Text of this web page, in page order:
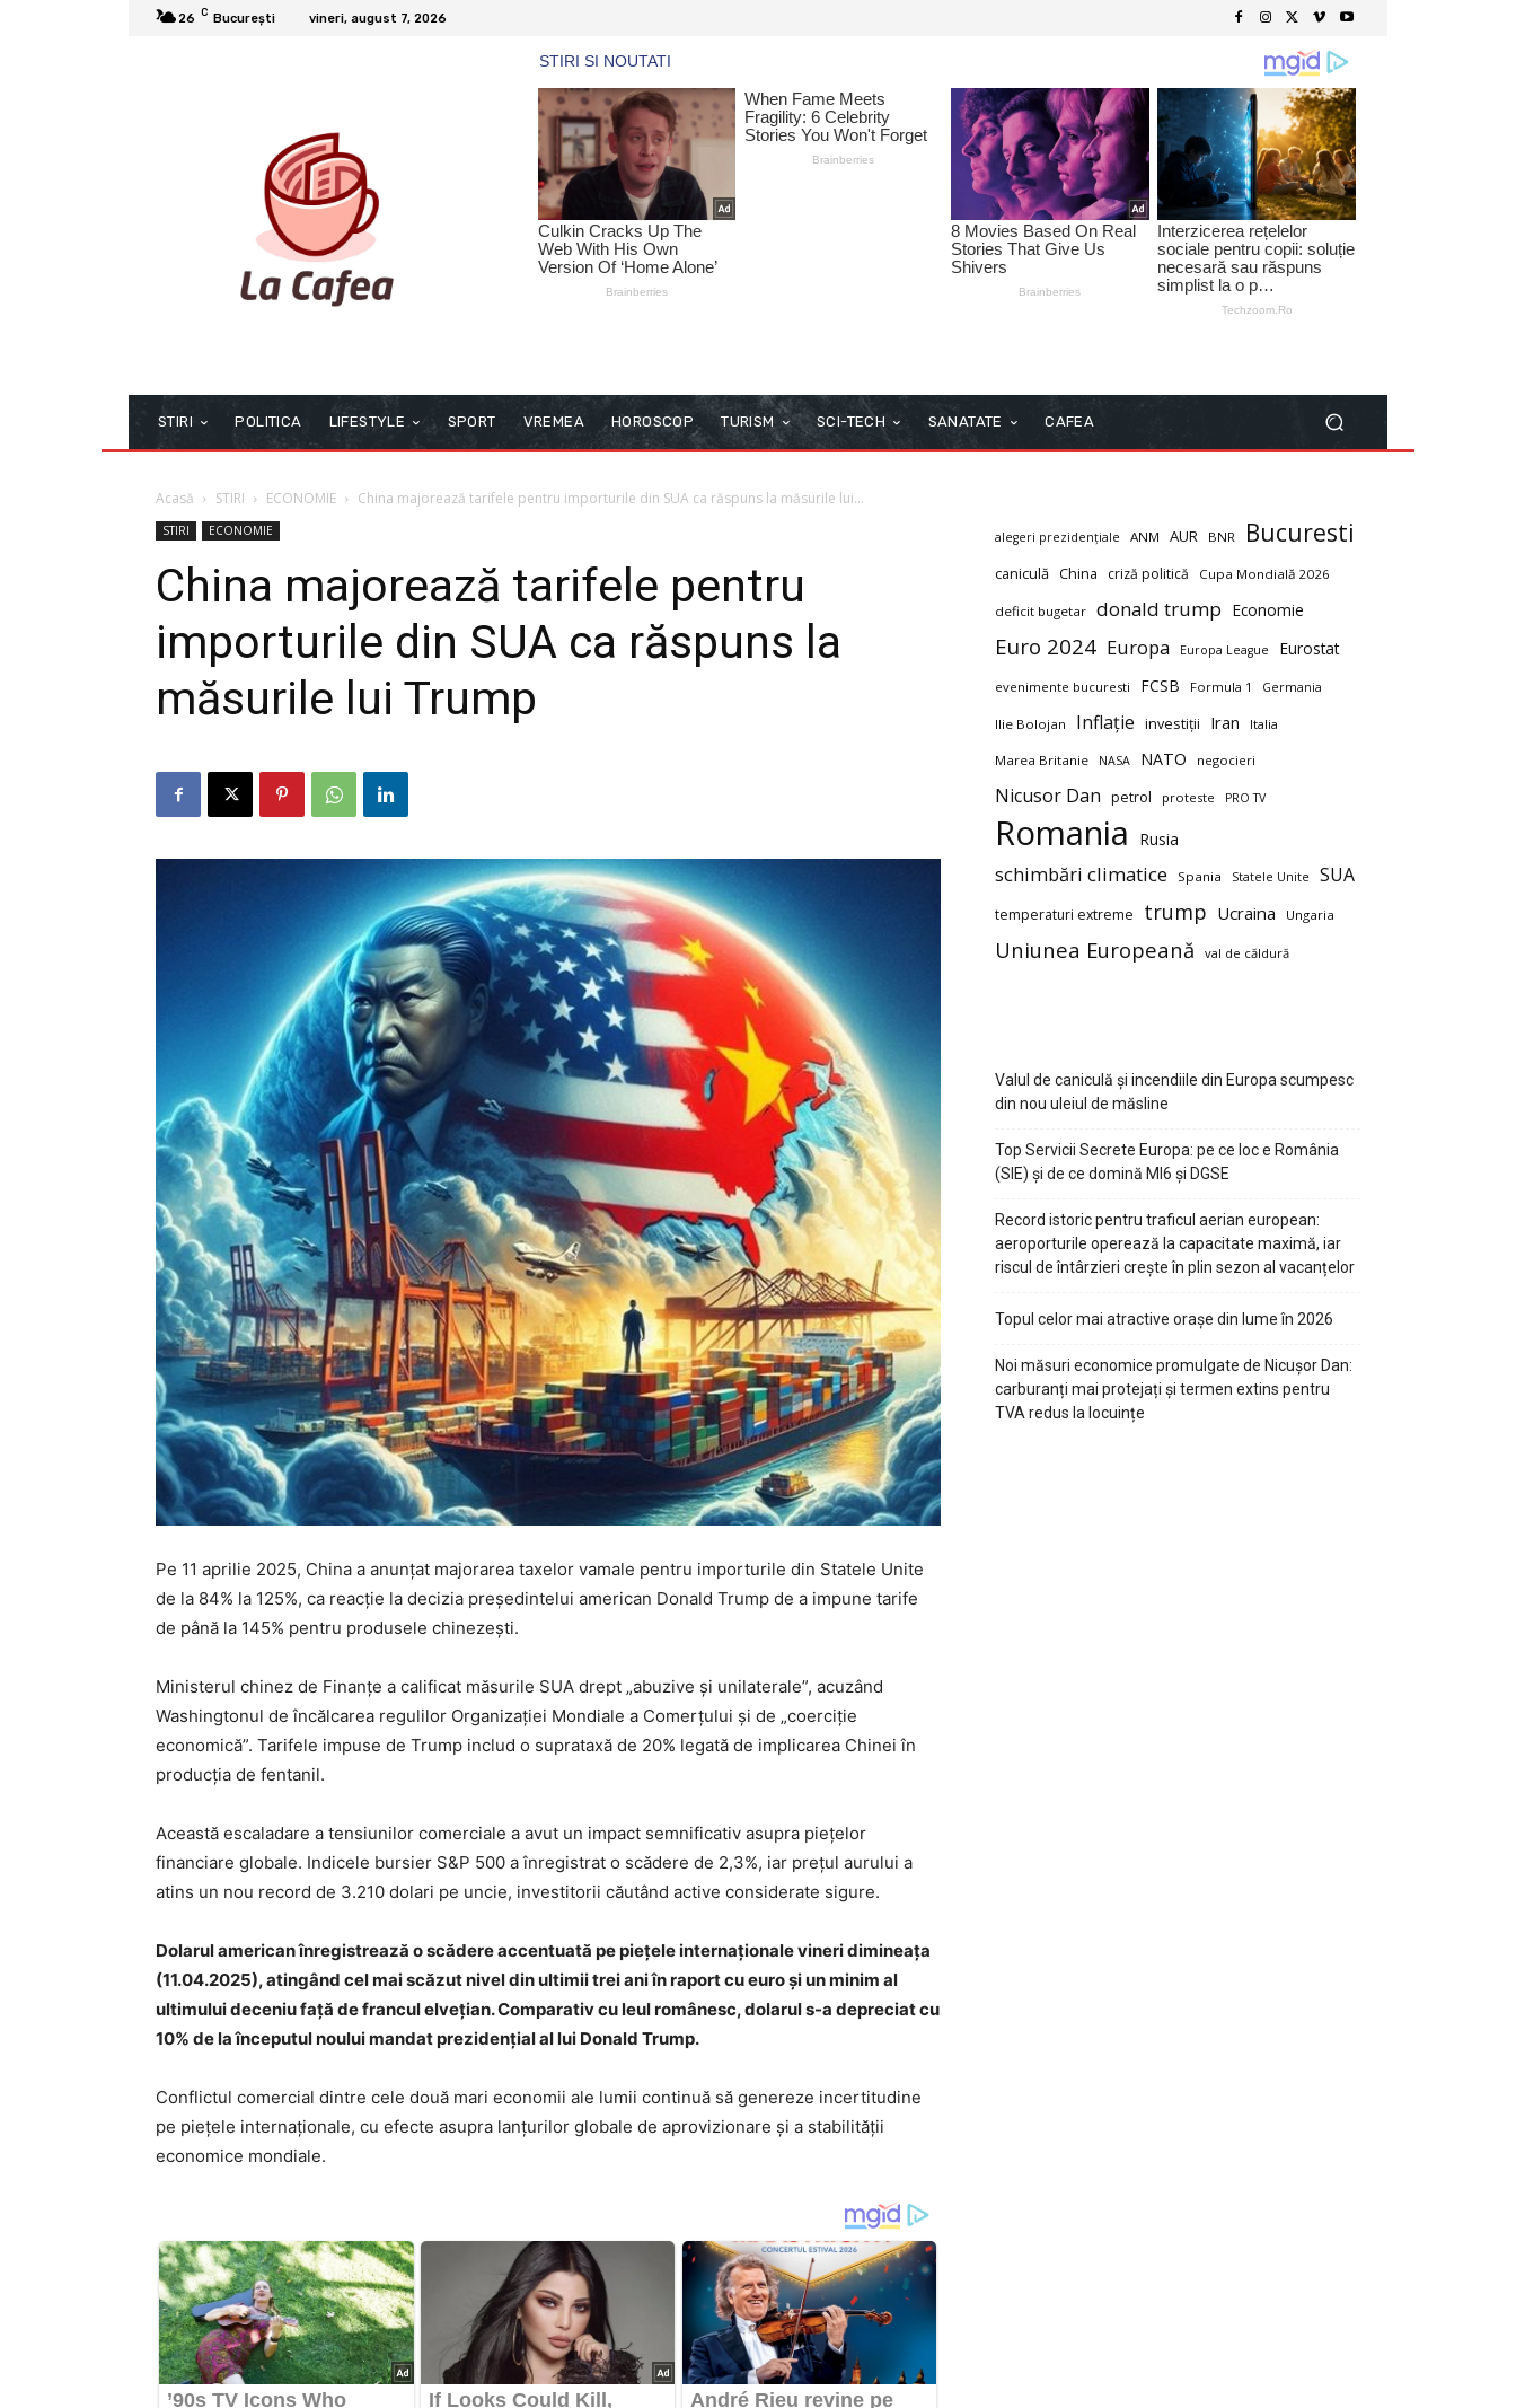
26 C București vineri, august 7, 2026
STIRI POLITICA LIFESTYLE SPORT VREMEA HOROSCOP TURISM SCI-TECH SANATATE CAFEA
Acasă STIRI ECONOMIE China majorează tarifele pentru importurile din SUA ca răspuns la măsurile lui...
STIRI ECONOMIE
China majorează tarifele pentru
importurile din SUA ca răspuns la
măsurile lui Trump
Pe 11 aprilie 2025, China a anunțat majorarea taxelor vamale pentru importurile din Statele Unite
de la 84% la 125%, ca reacție la decizia președintelui american Donald Trump de a impune tarife
de până la 145% pentru produsele chinezești.
Ministerul chinez de Finanțe a calificat măsurile SUA drept „abuzive și unilaterale”, acuzând
Washingtonul de încălcarea regulilor Organizației Mondiale a Comerțului și de „coerciție
economică”. Tarifele impuse de Trump includ o suprataxă de 20% legată de implicarea Chinei în
producția de fentanil.
Această escaladare a tensiunilor comerciale a avut un impact semnificativ asupra piețelor
financiare globale. Indicele bursier S&P 500 a înregistrat o scădere de 2,3%, iar prețul aurului a
atins un nou record de 3.210 dolari pe uncie, investitorii căutând active considerate sigure.
Dolarul american înregistrează o scădere accentuată pe piețele internaționale vineri dimineața
(11.04.2025), atingând cel mai scăzut nivel din ultimii trei ani în raport cu euro și un minim al
ultimului deceniu față de francul elvețian. Comparativ cu leul românesc, dolarul s-a depreciat cu
10% de la începutul noului mandat prezidențial al lui Donald Trump.
Conflictul comercial dintre cele două mari economii ale lumii continuă să genereze incertitudine
pe piețele internaționale, cu efecte asupra lanțurilor globale de aprovizionare și a stabilității
economice mondiale.
alegeri prezidențiale ANM AUR BNR Bucuresti
caniculă China criză politică Cupa Mondială 2026
deficit bugetar donald trump Economie
Euro 2024 Europa Europa League Eurostat
evenimente bucuresti FCSB Formula 1 Germania
Ilie Bolojan Inflație investiții Iran Italia
Marea Britanie NASA NATO negocieri
Nicusor Dan petrol proteste PRO TV
Romania Rusia
schimbări climatice Spania Statele Unite SUA
temperaturi extreme trump Ucraina Ungaria
Uniunea Europeană val de căldură
Valul de caniculă și incendiile din Europa scumpesc
din nou uleiul de măsline
Top Servicii Secrete Europa: pe ce loc e România
(SIE) și de ce domină MI6 și DGSE
Record istoric pentru traficul aerian european:
aeroporturile operează la capacitate maximă, iar
riscul de întârzieri crește în plin sezon al vacanțelor
Topul celor mai atractive orașe din lume în 2026
Noi măsuri economice promulgate de Nicușor Dan:
carburanți mai protejați și termen extins pentru
TVA redus la locuințe